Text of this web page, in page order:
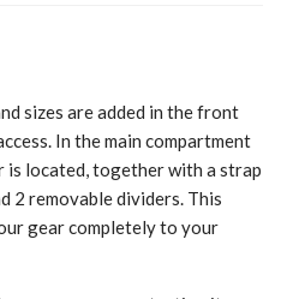
sizes are added in the front
In the main compartment
is located, together with a strap
2 removable dividers. This
gear completely to your